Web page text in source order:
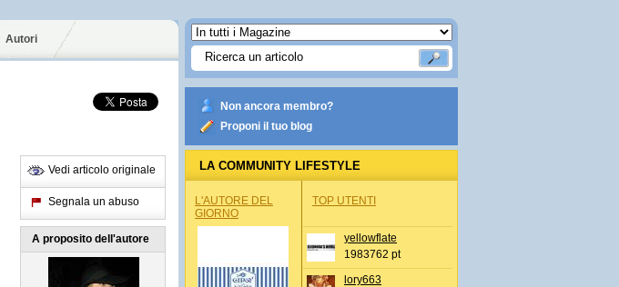
Autori
Vedi articolo originale
Segnala un abuso
A proposito dell'autore
Non ancora membro?
Proponi il tuo blog
LA COMMUNITY LIFESTYLE
L'AUTORE DEL
GIORNO
TOP UTENTI
yellowflate
1983762 pt
lory663